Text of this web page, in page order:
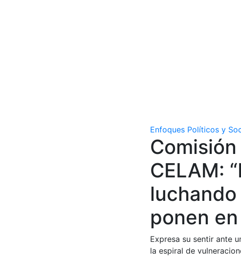
Enfoques Políticos y
CELAM:
ponen
Expresa su sentir ante
la espiral de